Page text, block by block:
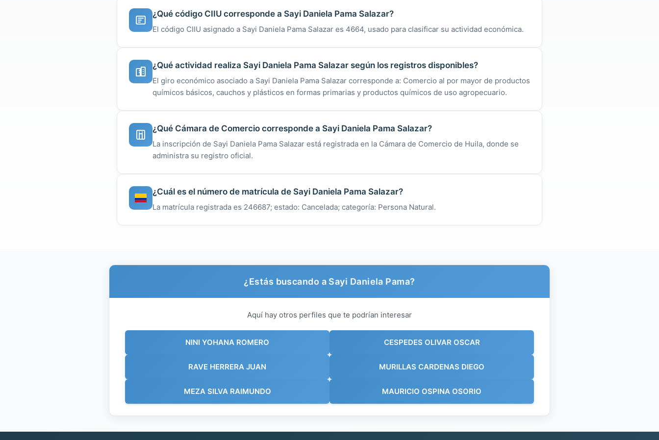
¿Qué código CIIU corresponde a Sayi Daniela Pama Salazar?
El código CIIU asignado a Sayi Daniela Pama Salazar es 4664, usado para clasificar su actividad económica.
¿Qué actividad realiza Sayi Daniela Pama Salazar según los registros disponibles?
El giro económico asociado a Sayi Daniela Pama Salazar corresponde a: Comercio al por mayor de productos
químicos básicos, cauchos y plásticos en formas primarias y productos químicos de uso agropecuario.
¿Qué Cámara de Comercio corresponde a Sayi Daniela Pama Salazar?
La inscripción de Sayi Daniela Pama Salazar está registrada en la Cámara de Comercio de Huila, donde se
administra su registro oficial.
¿Cuál es el número de matrícula de Sayi Daniela Pama Salazar?
La matrícula registrada es 246687; estado: Cancelada; categoría: Persona Natural.
¿Estás buscando a Sayi Daniela Pama?
Aquí hay otros perfiles que te podrían interesar
NINI YOHANA ROMERO
RAVE HERRERA JUAN
MEZA SILVA RAIMUNDO
CESPEDES OLIVAR OSCAR
MURILLAS CARDENAS DIEGO
MAURICIO OSPINA OSORIO